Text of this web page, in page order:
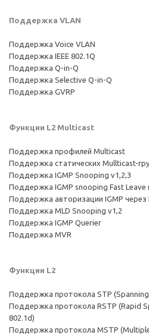
Поддержка VLAN
Поддержка Voice VLAN
Поддержка IEEE 802.1Q
Поддержка Q-in-Q
Поддержка Selective Q-in-Q
Поддержка GVRP
Функции L2 Multicast
Поддержка профилей Multicast
Поддержка статических Mullticast-
Поддержка IGMP Snooping v1,2,3
Поддержка IGMP snooping Fast Leave
Поддержка авторизации IGMP через
Поддержка MLD Snooping v1,2
Поддержка IGMP Querier
Поддержка MVR
Функции L2
Поддержка протокола STP (Spanning
Поддержка протокола RSTP (Rapid
802.1d)
Поддержка протокола MSTP